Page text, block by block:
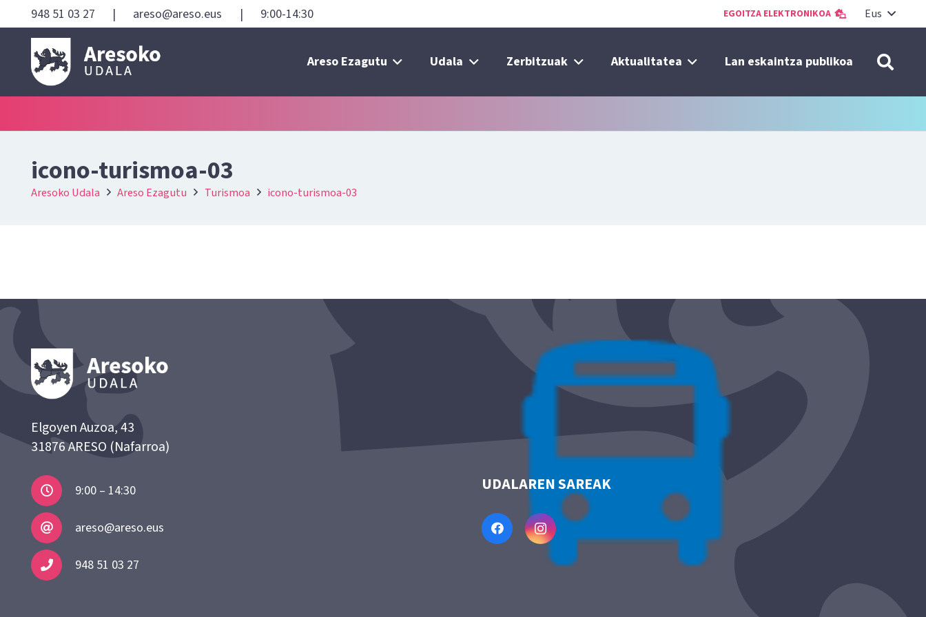
948 51 03 27 | areso@areso.eus | 9:00-14:30 EGOITZA ELEKTRONIKOA Eus
Areso Ezagutu Udala Zerbitzuak Aktualitatea Lan eskaintza publikoa
icono-turismoa-03
Aresoko Udala Areso Ezagutu Turismoa icono-turismoa-03
Elgoyen Auzoa, 43
31876 ARESO (Nafarroa)
9:00 – 14:30
areso@areso.eus
948 51 03 27
UDALAREN SAREAK